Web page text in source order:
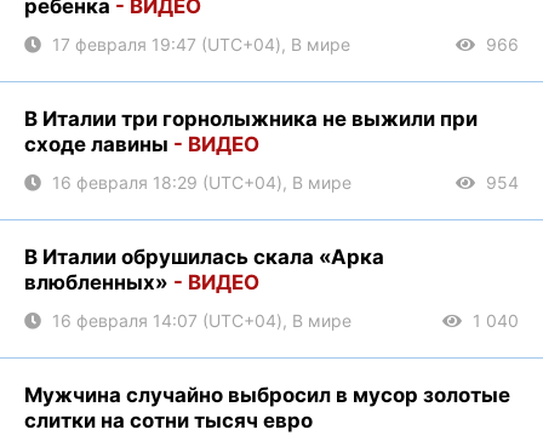
ребенка - ВИДЕО
17 февраля 19:47 (UTC+04), В мире 966
В Италии три горнолыжника не выжили при
сходе лавины - ВИДЕО
16 февраля 18:29 (UTC+04), В мире 954
В Италии обрушилась скала «Арка
влюбленных» - ВИДЕО
16 февраля 14:07 (UTC+04), В мире 1 040
Мужчина случайно выбросил в мусор золотые
слитки на сотни тысяч евро